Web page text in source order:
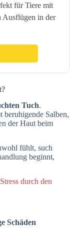
für Tiere mit
Ausflügen in der
Tuch.
beruhigende Salben,
der Haut beim
fühlt, such
beginnt,
durch den
Schäden